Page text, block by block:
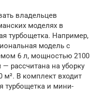
владельцев
моделях в
турбощетка. Например,
модель с
6 л, мощностью 2100
рассчитана на уборку
В комплект входит
турбощетка и мини-